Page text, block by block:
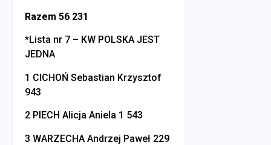
Razem 56 231
*Lista nr 7 – KW POLSKA JEST
JEDNA
1 CICHOŃ Sebastian Krzysztof
943
2 PIECH Alicja Aniela 1 543
3 WARZECHA Andrzej Paweł 229